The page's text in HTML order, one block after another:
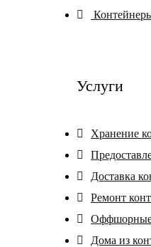
Услуги
Хранение
Доставка
Ремонт
Оффшорные
Дома из